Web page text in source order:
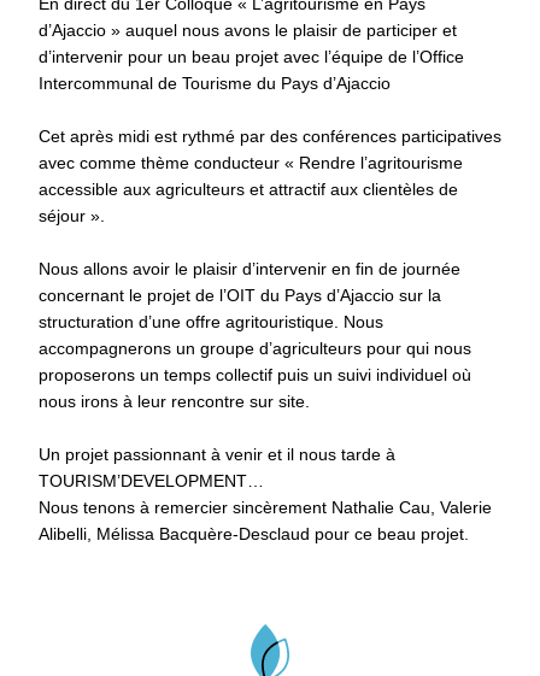
En direct du 1er Colloque « L’agritourisme en Pays
d’Ajaccio » auquel nous avons le plaisir de participer et
d’intervenir pour un beau projet avec l’équipe de l’Office
Intercommunal de Tourisme du Pays d’Ajaccio
Cet après midi est rythmé par des conférences participatives
avec comme thème conducteur « Rendre l’agritourisme
accessible aux agriculteurs et attractif aux clientèles de
séjour ».
Nous allons avoir le plaisir d’intervenir en fin de journée
concernant le projet de l’OIT du Pays d’Ajaccio sur la
structuration d’une offre agritouristique. Nous
accompagnerons un groupe d’agriculteurs pour qui nous
proposerons un temps collectif puis un suivi individuel où
nous irons à leur rencontre sur site.
Un projet passionnant à venir et il nous tarde à
TOURISM’DEVELOPMENT…
Nous tenons à remercier sincèrement Nathalie Cau, Valerie
Alibelli, Mélissa Bacquère-Desclaud pour ce beau projet.